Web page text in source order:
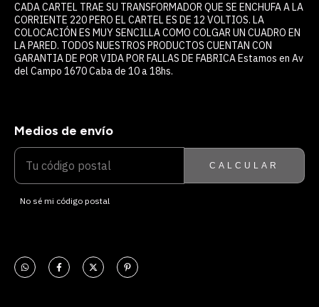
CADA CARTEL TRAE SU TRANSFORMADOR QUE SE ENCHUFA A LA
CORRIENTE 220 PERO EL CARTEL ES DE 12 VOLTIOS. LA
COLOCACIÓN ES MUY SENCILLA COMO COLGAR UN CUADRO EN
LA PARED. TODOS NUESTROS PRODUCTOS CUENTAN CON
GARANTIA DE POR VIDA POR FALLAS DE FABRICA Estamos en Av
del Campo 1670 Caba de 10 a 18hs.
ENTREGAS PARA EL CP:
Medios de envío
CALCULAR
No sé mi código postal